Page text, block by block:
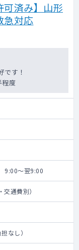
可済み】山形
急対応
です！
程度
9:00～翌9:00
通費別）
なし）